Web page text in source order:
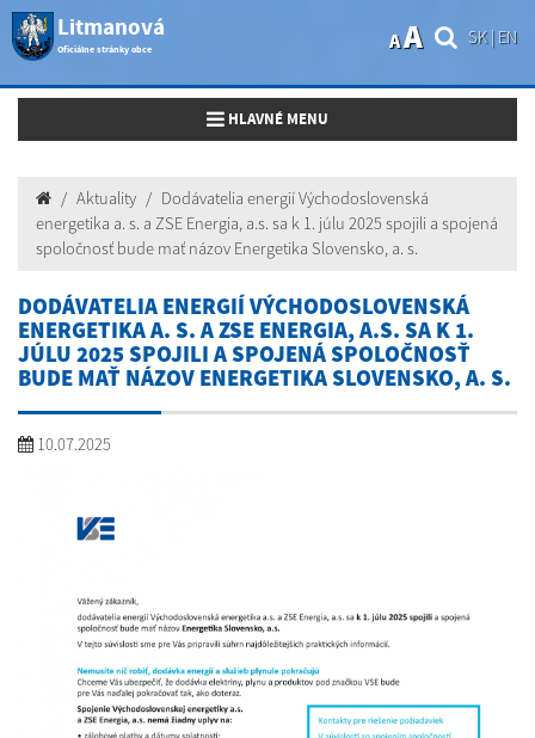
Litmanová
Oficiálne stránky obce
SK| EN
AA
Toggle navigation
HLAVNÉ MENU
Aktuality
Dodávatelia energií Východoslovenská
energetika a. s. a ZSE Energia, a.s. sa k 1. júlu 2025 spojili a spojená
spoločnosť bude mať názov Energetika Slovensko, a. s.
DODÁVATELIA ENERGIÍ VÝCHODOSLOVENSKÁ
ENERGETIKA A. S. A ZSE ENERGIA, A.S. SA K 1.
JÚLU 2025 SPOJILI A SPOJENÁ SPOLOČNOSŤ
BUDE MAŤ NÁZOV ENERGETIKA SLOVENSKO, A. S.
10.07.2025